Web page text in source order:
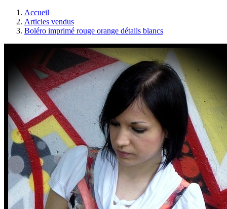
Accueil
Articles vendus
Boléro imprimé rouge orange détails blancs